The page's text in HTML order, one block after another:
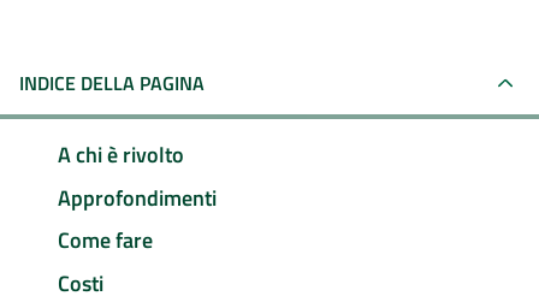
INDICE DELLA PAGINA
A chi è rivolto
Approfondimenti
Come fare
Costi